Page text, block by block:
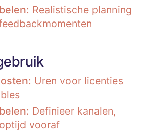
Realistische planning
Uren voor licenties
Definieer kanalen,
vooraf